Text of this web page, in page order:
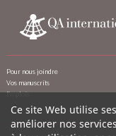
Pour nous joindre
Vos manuscrits
Emplois
Ce site Web utilise
améliorer nos